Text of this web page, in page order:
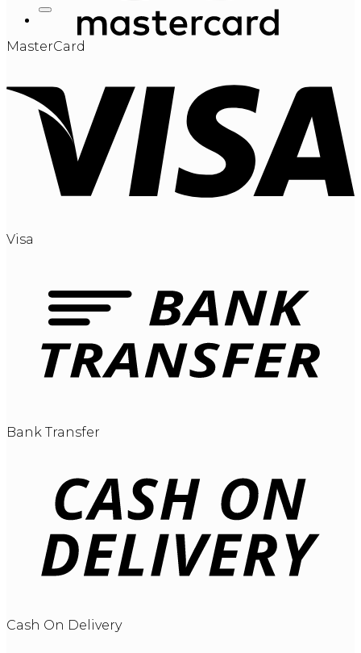
MasterCard
Visa
Bank Transfer
Cash On Delivery